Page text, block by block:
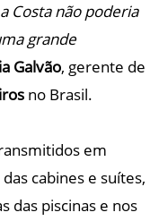
Costa não poderia
grande
Galvão, gerente de
no Brasil.
em
cabines e suítes,
das piscinas e nos